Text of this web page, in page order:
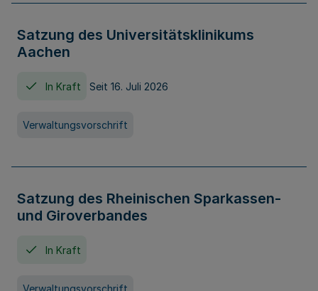
Satzung des Universitätsklinikums
Aachen
In Kraft Seit 16. Juli 2026
Verwaltungsvorschrift
Satzung des Rheinischen Sparkassen-
und Giroverbandes
In Kraft
Verwaltungsvorschrift